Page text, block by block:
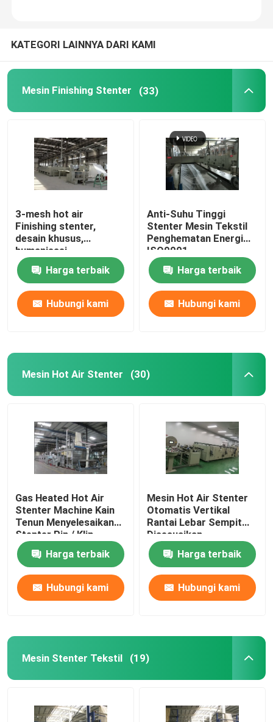
KATEGORI LAINNYA DARI KAMI
Mesin Finishing Stenter (33)
3-mesh hot air
Finishing stenter,
desain khusus,
humanisasi
Harga terbaik
Hubungi kami
Anti-Suhu Tinggi
Stenter Mesin Tekstil
Penghematan Energi
ISO9001
Harga terbaik
Hubungi kami
Mesin Hot Air Stenter (30)
Gas Heated Hot Air
Stenter Machine Kain
Tenun Menyelesaikan
Stenter Pin / Klip
Gabungan
Harga terbaik
Hubungi kami
Mesin Hot Air Stenter
Otomatis Vertikal
Rantai Lebar Sempit
Disesuaikan
Harga terbaik
Hubungi kami
Mesin Stenter Tekstil (19)